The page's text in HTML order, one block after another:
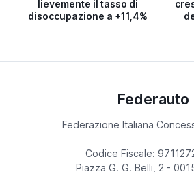
lievemente il tasso di
disoccupazione a +11,4%
Federauto
Federazione Italiana
Codice Fiscale:
Piazza G. G. Belli, 2 -